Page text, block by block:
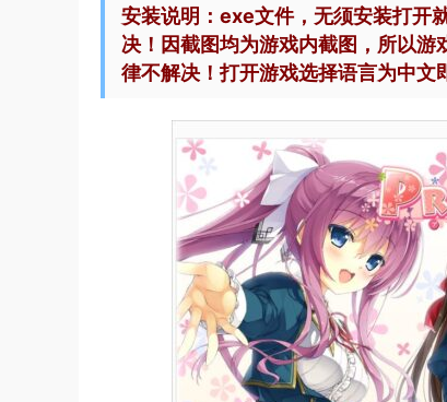
安装说明：exe文件，无须安装打开
决！因截图均为游戏内截图，所以
律不解决！打开游戏选择语言为中文